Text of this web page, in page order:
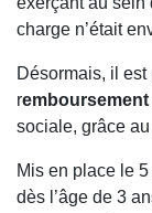
charge n’était
Désormais, il est
r
sociale, grâce au
Mis en place le
dès l’âge de 3